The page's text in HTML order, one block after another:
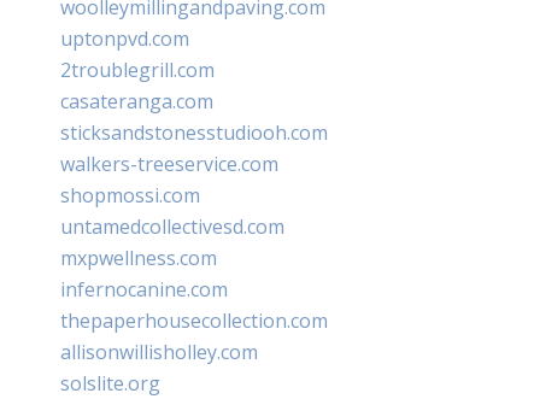
woolleymillingandpaving.com
uptonpvd.com
2troublegrill.com
casateranga.com
sticksandstonesstudiooh.com
walkers-treeservice.com
shopmossi.com
untamedcollectivesd.com
mxpwellness.com
infernocanine.com
thepaperhousecollection.com
allisonwillisholley.com
solslite.org